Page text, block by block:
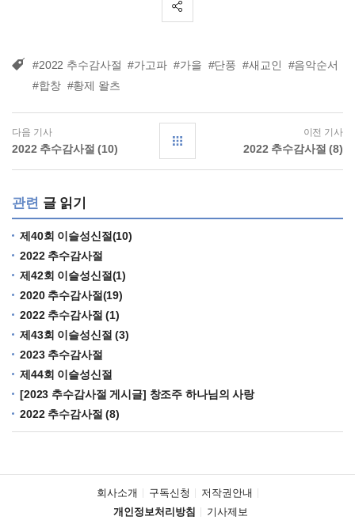
#2022 추수감사절 #가고파 #가을 #단풍 #새교인
#음악순서
#합창 #황제 왈츠
다음 기사
2022 추수감사절 (10)
이전 기사
2022 추수감사절 (8)
관련 글 읽기
제40회 이슬성신절(10)
2022 추수감사절
제42회 이슬성신절(1)
2020 추수감사절(19)
2022 추수감사절 (1)
제43회 이슬성신절 (3)
2023 추수감사절
제44회 이슬성신절
[2023 추수감사절 게시글] 창조주 하나님의 사랑
2022 추수감사절 (8)
회사소개 구독신청
저작권안내
개인정보처리방침
기사제보